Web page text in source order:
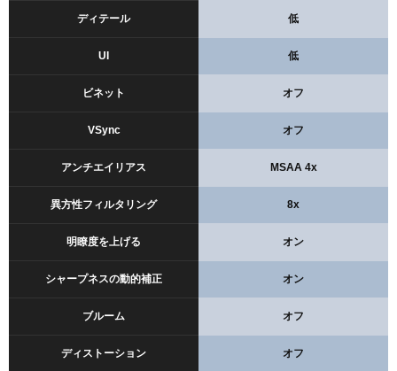
ディテール 低
UI 低
ビネット オフ
VSync オフ
アンチエイリアス MSAA 4x
異方性フィルタリング 8x
明瞭度を上げる オン
シャープネスの動的補正 オン
ブルーム オフ
ディストーション オフ